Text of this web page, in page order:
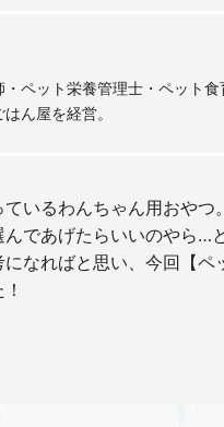
ペット栄養管理士・ペット
ん屋を経営。
いるわんちゃん用おやつ。
であげたらいいのやら…
なればと思い、今回【